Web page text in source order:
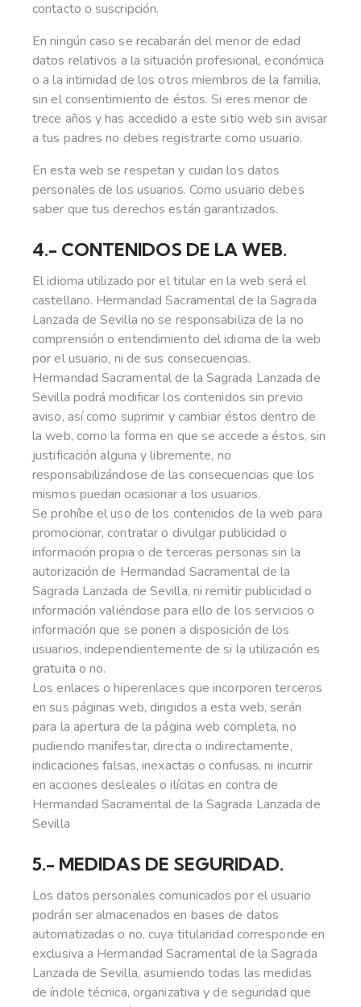
contacto o suscripción.
En ningún caso se recabarán del menor de edad
datos relativos a la situación profesional, económica
o a la intimidad de los otros miembros de la familia,
sin el consentimiento de éstos. Si eres menor de
trece años y has accedido a este sitio web sin avisar
a tus padres no debes registrarte como usuario.
En esta web se respetan y cuidan los datos
personales de los usuarios. Como usuario debes
saber que tus derechos están garantizados.
4.- CONTENIDOS DE LA WEB.
El idioma utilizado por el titular en la web será el
castellano. Hermandad Sacramental de la Sagrada
Lanzada de Sevilla no se responsabiliza de la no
comprensión o entendimiento del idioma de la web
por el usuario, ni de sus consecuencias.
Hermandad Sacramental de la Sagrada Lanzada de
Sevilla podrá modificar los contenidos sin previo
aviso, así como suprimir y cambiar éstos dentro de
la web, como la forma en que se accede a éstos, sin
justificación alguna y libremente, no
responsabilizándose de las consecuencias que los
mismos puedan ocasionar a los usuarios.
Se prohíbe el uso de los contenidos de la web para
promocionar, contratar o divulgar publicidad o
información propia o de terceras personas sin la
autorización de Hermandad Sacramental de la
Sagrada Lanzada de Sevilla, ni remitir publicidad o
información valiéndose para ello de los servicios o
información que se ponen a disposición de los
usuarios, independientemente de si la utilización es
gratuita o no.
Los enlaces o hiperenlaces que incorporen terceros
en sus páginas web, dirigidos a esta web, serán
para la apertura de la página web completa, no
pudiendo manifestar, directa o indirectamente,
indicaciones falsas, inexactas o confusas, ni incurrir
en acciones desleales o ilícitas en contra de
Hermandad Sacramental de la Sagrada Lanzada de
Sevilla
5.- MEDIDAS DE SEGURIDAD.
Los datos personales comunicados por el usuario
podrán ser almacenados en bases de datos
automatizadas o no, cuya titularidad corresponde en
exclusiva a Hermandad Sacramental de la Sagrada
Lanzada de Sevilla, asumiendo todas las medidas
de índole técnica, organizativa y de seguridad que